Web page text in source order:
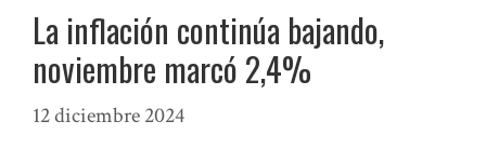
La inflación continúa bajando,
noviembre marcó 2,4%
12 diciembre 2024